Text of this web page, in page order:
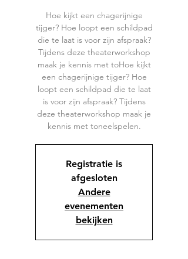
Hoe kijkt een chagerijnige
tijger? Hoe loopt een schildpad
die te laat is voor zijn afspraak?
Tijdens deze theaterworkshop
maak je kennis met toHoe kijkt
een chagerijnige tijger? Hoe
loopt een schildpad die te laat
is voor zijn afspraak? Tijdens
deze theaterworkshop maak je
kennis met toneelspelen.
Registratie is
afgesloten
Andere
evenementen
bekijken